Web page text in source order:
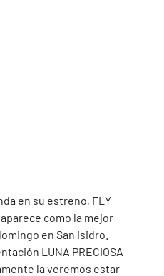
en su estreno, FLY
aparece como la mejor
en San isidro.
LUNA PRECIOSA
la veremos estar